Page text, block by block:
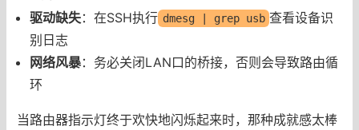
驱动缺失：在SSH执行 dmesg | grep usb 查看设备识
别日志
网络风暴：务必关闭LAN口的桥接，否则会导致路由循
环
当路由器指示灯终于欢快地闪烁起来时，那种成就感太棒